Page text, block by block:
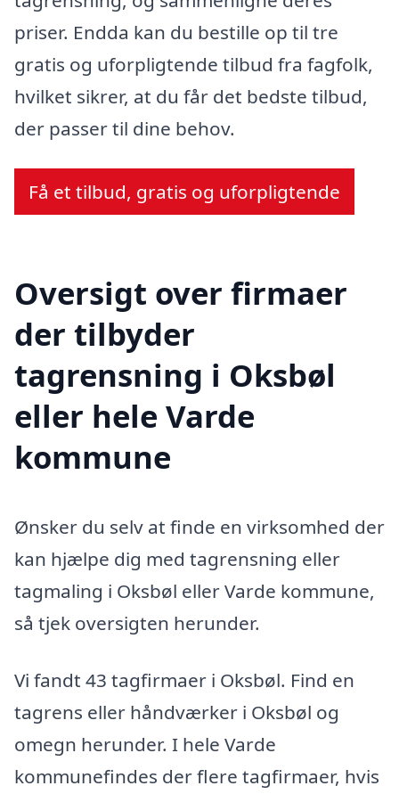
priser. Endda kan du bestille op til tre
gratis og uforpligtende tilbud fra fagfolk,
hvilket sikrer, at du får det bedste tilbud,
der passer til dine behov.
Få et tilbud, gratis og uforpligtende
Oversigt over firmaer
der tilbyder
tagrensning i Oksbøl
eller hele Varde
kommune
Ønsker du selv at finde en virksomhed der
kan hjælpe dig med tagrensning eller
tagmaling i Oksbøl eller Varde kommune,
så tjek oversigten herunder.
Vi fandt 43 tagfirmaer i Oksbøl. Find en
tagrens eller håndværker i Oksbøl og
omegn herunder. I hele Varde
kommunefindes der flere tagfirmaer, hvis